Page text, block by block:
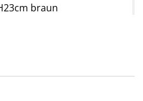
braun